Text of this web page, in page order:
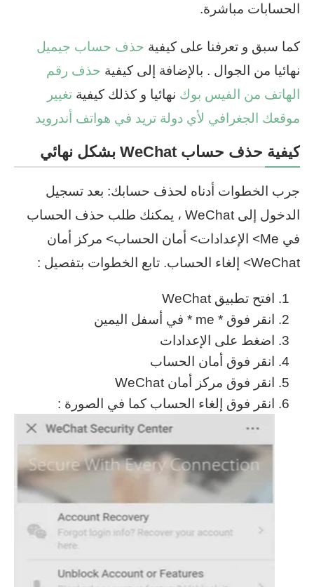
الحسابات مباشرة.
كما سبق و تعرفنا على كيفية حذف حساب جيميل
نهائيا من الجوال . بالإضافة إلى كيفية حذف رقم
الهاتف من الفيس بوك نهائيا و كذلك كيفية تغيير
موقعك الجغرافي لأي دولة تريد في هواتف أندرويد
كيفية حذف حساب WeChat بشكل نهائي
جرب الخطوات أدناه لحذف حسابك: بعد تسجيل
الدخول إلى WeChat ، يمكنك طلب حذف الحساب
في Me> الإعدادات> أمان الحساب> مركز أمان
WeChat> إلغاء الحساب. تابع الخطوات بتفصيل :
افتح تطبيق WeChat
انقر فوق * me * في أسفل اليمين
اضغط على الإعدادات
انقر فوق أمان الحساب
انقر فوق مركز أمان WeChat
انقر فوق إلغاء الحساب كما في الصورة :